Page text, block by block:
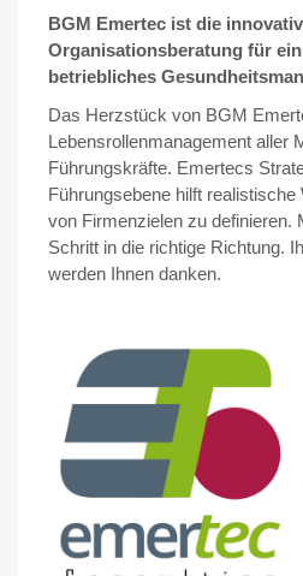
BGM Emertec ist die
Organisations­beratung für
betriebliches
Das Herzstück von BGM
Lebensrollenmanagement aller
Führungs­kräfte. Emertecs
Führungsebene hilft
von Firmenzielen zu definieren.
Schritt in die richtige Richtung.
werden Ihnen danken.